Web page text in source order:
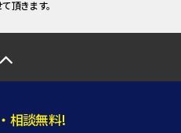
頂きます。
相談無料!